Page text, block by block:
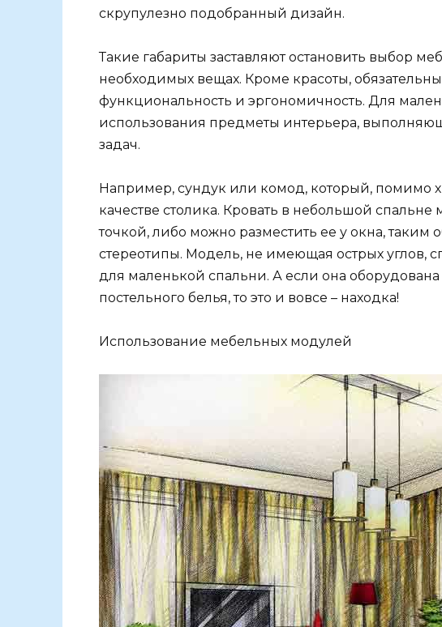
скрупулезно подобранный дизайн.
Такие габариты заставляют остановить выбор
необходимых вещах. Кроме красоты,
функциональность и эргономичность. Для
использования предметы интерьера,
задач.
Например, сундук или комод, который, помимо
качестве столика. Кровать в небольшой
точкой, либо можно разместить ее у окна,
стереотипы. Модель, не имеющая острых углов,
для маленькой спальни. А если она
постельного белья, то это и вовсе – находка!
Использование мебельных модулей